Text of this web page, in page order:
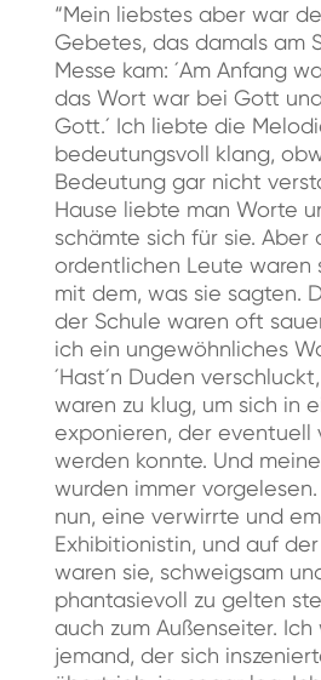
“Mein liebstes aber war
Gebetes, das damals am
Messe kam: ´Am Anfang
das Wort war bei Gott
Gott.´ Ich liebte die
bedeutungsvoll klang,
Bedeutung gar nicht
Hause liebte man Worte
schämte sich für sie. Aber
ordentlichen Leute waren
mit dem, was sie sagten.
der Schule waren oft
ich ein ungewöhnliches
´Hast´n Duden
waren zu klug, um sich in
exponieren, der eventuell
werden konnte. Und
wurden immer
nun, eine verwirrte und
Exhibitionistin, und auf
waren sie, schweigsam
phantasievoll zu gelten
auch zum Außenseiter. Ich
jemand, der sich